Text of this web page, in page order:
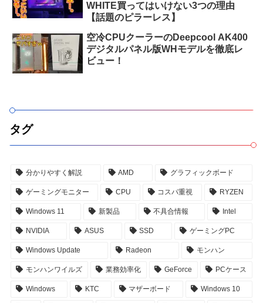
WHITE買ってはいけない3つの理由
【話題のピラーレス】
空冷CPUクーラーのDeepcool AK400
デジタルパネル版WHモデルを徹底レ
ビュー！
タグ
分かりやすく解説 AMD グラフィックボード
ゲーミングモニター CPU コスパ重視 RYZEN
Windows 11 新製品 不具合情報 Intel
NVIDIA ASUS SSD ゲーミングPC
Windows Update Radeon モンハン
モンハンワイルズ 業務効率化 GeForce PCケース
Windows KTC マザーボード Windows 10